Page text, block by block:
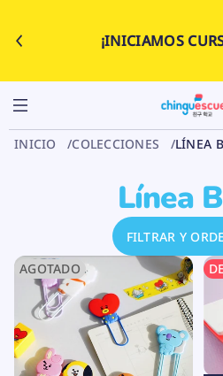
¡INICIAMOS
INICIO COLECCIONES LÍNEA
Línea
FILTRAR Y
AGOTADO